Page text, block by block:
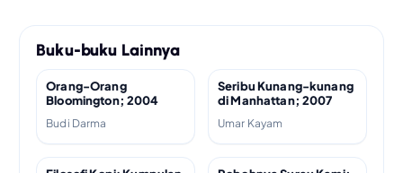
Buku-buku Lainnya
Orang-Orang
Bloomington; 2004
Budi Darma
Seribu Kunang-kunang
di Manhattan; 2007
Umar Kayam